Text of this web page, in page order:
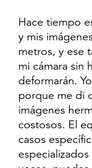
Hace tiempo
y mis
metros, y ese
mi cámara sin
deformarán.
porque me di
imágenes
costosos. El
casos